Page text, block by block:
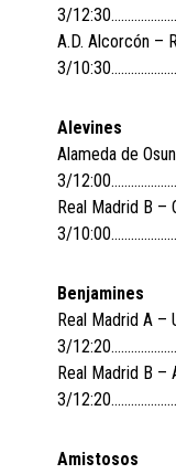
3/
A.D. Alcorcón –
3/
Alevines
Alameda de
3/
Real Madrid B –
3/
Benjamines
Real Madrid A –
3/
Real Madrid B –
3/
Amistosos